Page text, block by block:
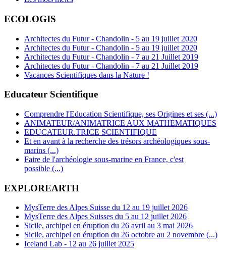
ECOLOGIS
Architectes du Futur - Chandolin - 5 au 19 juillet 2020
Architectes du Futur - Chandolin - 5 au 19 juillet 2020
Architectes du Futur - Chandolin - 7 au 21 Juillet 2019
Architectes du Futur - Chandolin - 7 au 21 Juillet 2019
Vacances Scientifiques dans la Nature !
Educateur Scientifique
Comprendre l'Education Scientifique, ses Origines et ses (...)
ANIMATEUR/ANIMATRICE AUX MATHEMATIQUES
EDUCATEUR.TRICE SCIENTIFIQUE
Et en avant à la recherche des trésors archéologiques sous-
marins (...)
Faire de l'archéologie sous-marine en France, c'est
possible (...)
EXPLOREARTH
MysTerre des Alpes Suisse du 12 au 19 juillet 2026
MysTerre des Alpes Suisses du 5 au 12 juillet 2026
Sicile, archipel en éruption du 26 avril au 3 mai 2026
Sicile, archipel en éruption du 26 octobre au 2 novembre (...)
Iceland Lab - 12 au 26 juillet 2025